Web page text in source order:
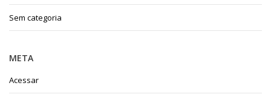
Sem categoria
META
Acessar